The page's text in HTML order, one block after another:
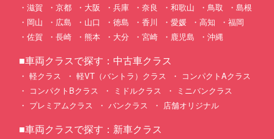
滋賀
京都 大阪 兵庫 奈良 和歌山 鳥取
島根
岡山
広島 山口 徳島 香川 愛媛 高知
福岡
佐賀
長崎 熊本 大分 宮崎 鹿児島 沖縄
■車両クラスで探す：中古車クラス
軽クラス 軽VT（バントラ）クラス
コンパクトAクラス
コンパクトBクラス
ミドルクラス
ミニバンクラス
プレミアムクラス
バンクラス 店舗オリジナル
■車両クラスで探す：新車クラス